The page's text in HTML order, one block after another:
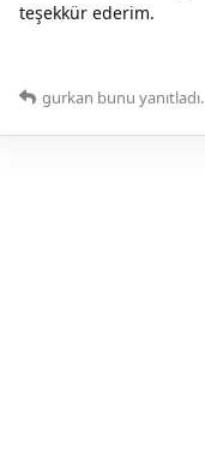
teşekkür ederim.
gurkan bunu yanıtladı.